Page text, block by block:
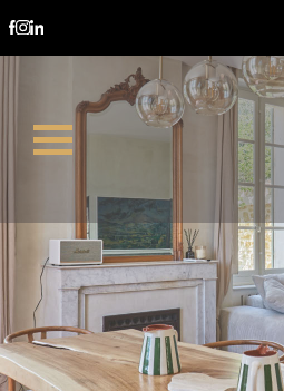
visite immobilière